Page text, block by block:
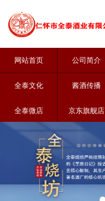
网站首页 公司简介
全泰文化 酱酒传播
全泰微店 京东旗舰店